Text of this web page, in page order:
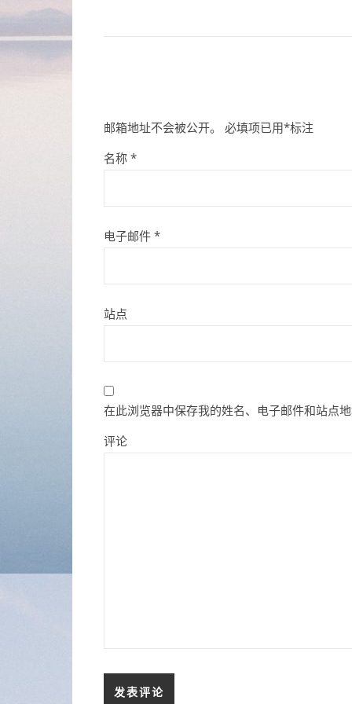
邮箱地址不会被公开。 必填项已用*标注
名称 *
电子邮件 *
站点
在此浏览器中保存我的姓名、电子邮件和站点
评论